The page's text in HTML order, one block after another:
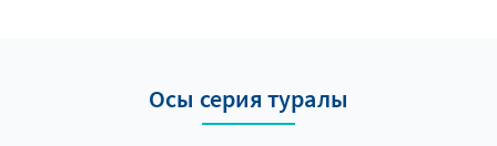
Осы серия туралы